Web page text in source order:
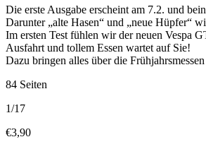
Die erste Ausgabe erscheint am 7.2. und
Darunter „alte Hasen“ und „neue Hüpfer“
Im ersten Test fühlen wir der neuen Vespa
Ausfahrt und tollem Essen wartet auf Sie!
Dazu bringen alles über die
84 Seiten
1/17
€3,90